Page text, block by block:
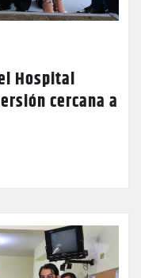
Hospital
cercana a